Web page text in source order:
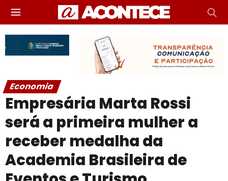
Economia
Empresária Marta Rossi
será a primeira mulher a
receber medalha da
Academia Brasileira de